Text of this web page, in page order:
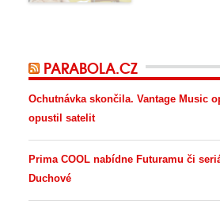
PARABOLA.CZ
Ochutnávka skončila. Vantage Music
opustil satelit
Prima COOL nabídne Futuramu či
Duchové